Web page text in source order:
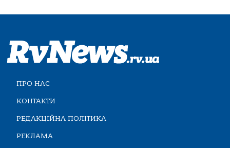
ПРО НАС
КОНТАКТИ
РЕДАКЦІЙНА ПОЛІТИКА
РЕКЛАМА